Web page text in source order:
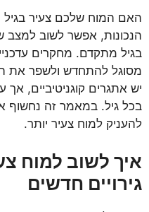
הנכונות, אפשר לשוב למצב
בגיל מתקדם. מחקרים
יש אתגרים קוגניטיביים, אך
בכל גיל. במאמר זה נחשוף
להעניק למוח צעיר יותר.
גירויים חדשים